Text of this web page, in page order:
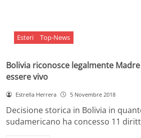
Esteri Top-News
Bolivia riconosce legalmente
essere vivo
Estrella Herrera 5 Novembre 2018
Decisione storica in Bolivia in
sudamericano ha concesso 11